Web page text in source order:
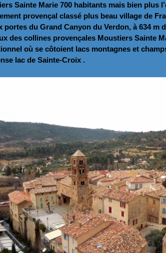
Sainte Marie 700 habitants mais bien plus
provençal classé plus beau village de
portes du Grand Canyon du Verdon, à 634 m
des collines provençales Moustiers Sainte
où se côtoient lacs montagnes et
lac de Sainte-Croix .